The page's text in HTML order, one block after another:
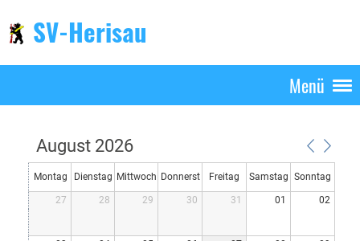
SV-Herisau
Menü
August 2026
Montag Dienstag Mittwoch Donnerst Freitag Samstag Sonntag
27 28 29 30 31 01 02